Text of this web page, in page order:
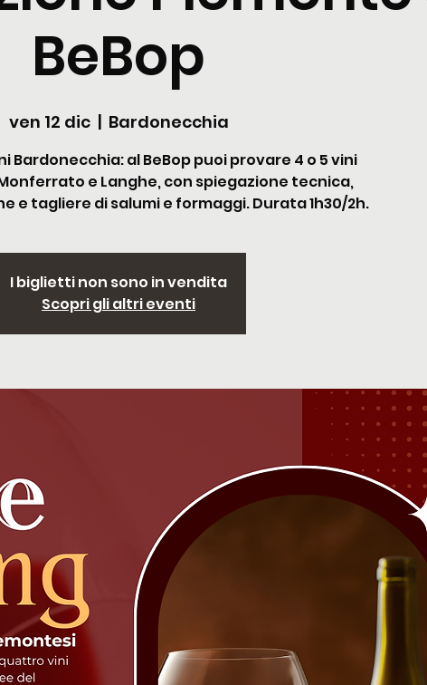
BeBop
ven 12 dic
  |
Bardonecchia
Bardonecchia: al BeBop puoi provare 4 o 5 vini
e Langhe, con spiegazione tecnica,
e tagliere di salumi e formaggi. Durata 1h30/2h.
I biglietti non sono in vendita
Scopri gli altri eventi